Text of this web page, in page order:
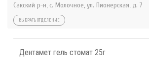
Сакский р-н, с. Молочное, ул. Пионерская, д. 7
ВЫБРАТЬ ОТДЕЛЕНИЕ
Дентамет гель стомат 25г